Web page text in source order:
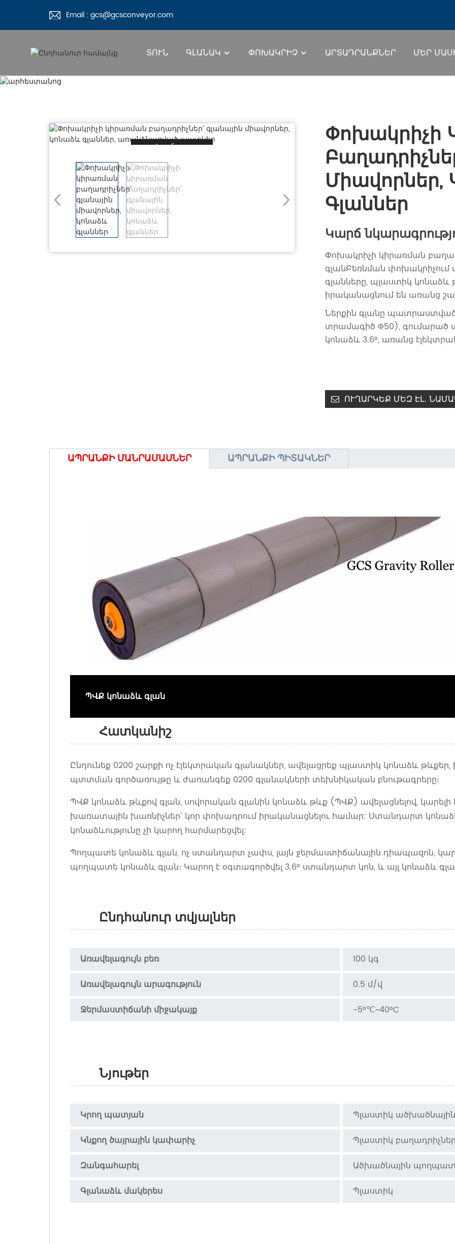
Email : gcs@gcsconveyor.com
ՏՈՒՆ ԳԼԱՆԱԿ ՓՈԽԱԿՐԻՉ ԱՐՏԱԴՐԱՆՔՆԵՐ ՄԵՐ
Loading... Փոխակրիչի
Միավորներ,
Գլաններ
Կարճ
Փոխակրիչի կիրառման
գլանԲեռնման փոխակրիչում
գլանները, պլաստիկ կոնաձև
իրականացնում են առանց
Ներքին գլանը
տրամագիծ Φ50),
կոնաձև 3.6°, առանց
ՈՒՂԱՐԿԵՔ ՄԵԶ ԷԼ.
ԱՊՐԱՆՔԻ ՄԱՆՐԱՄԱՍՆԵՐ ԱՊՐԱՆՔԻ ՊԻՏԱԿՆԵՐ
ՊՎՔ կոնաձև գլան
Հատկանիշ
Ընդունեք 0200 շարքի ոչ էլեկտրական գլանակներ, ավելացրեք պլաստիկ կոնաձև
պտտման գործառույթը և ժառանգեք 0200 գլանակների տեխնիկական բնութագրերը։
ՊՎՔ կոնաձև թևքով գլան, սովորական գլանին կոնաձև թևք (ՊՎՔ) ավելացնելով,
խառատային խառնիչներ՝ կոր փոխադրում իրականացնելու համար: Ստանդարտ
կոնաձևությունը չի կարող հարմարեցվել:
Պողպատե կոնաձև գլան, ոչ ստանդարտ չափս, լայն ջերմաստիճանային դիապազոն,
պողպատե կոնաձև գլան։ Կարող է օգտագործվել 3.6° ստանդարտ կոն, և այլ կոնաձև
Ընդհանուր տվյալներ
Առավելագույն բեռ
100 կգ
Առավելագույն արագություն
0.5 մ/վ
Ջերմաստիճանի միջակայք
-5°℃~40°C
Նյութեր
Կրող պատյան
Պլաստիկ
Կնքող ծայրային կափարիչ
Պլաստիկ
Զանգահարել
Ածխածնային
Գլանաձև մակերես
Պլաստիկ